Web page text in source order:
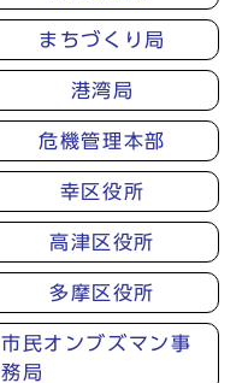
まちづくり局
港湾局
危機管理本部
幸区役所
高津区役所
多摩区役所
市民オンブズマン事
務局